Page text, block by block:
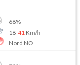
68%
18-41 Km/h
Nord NO